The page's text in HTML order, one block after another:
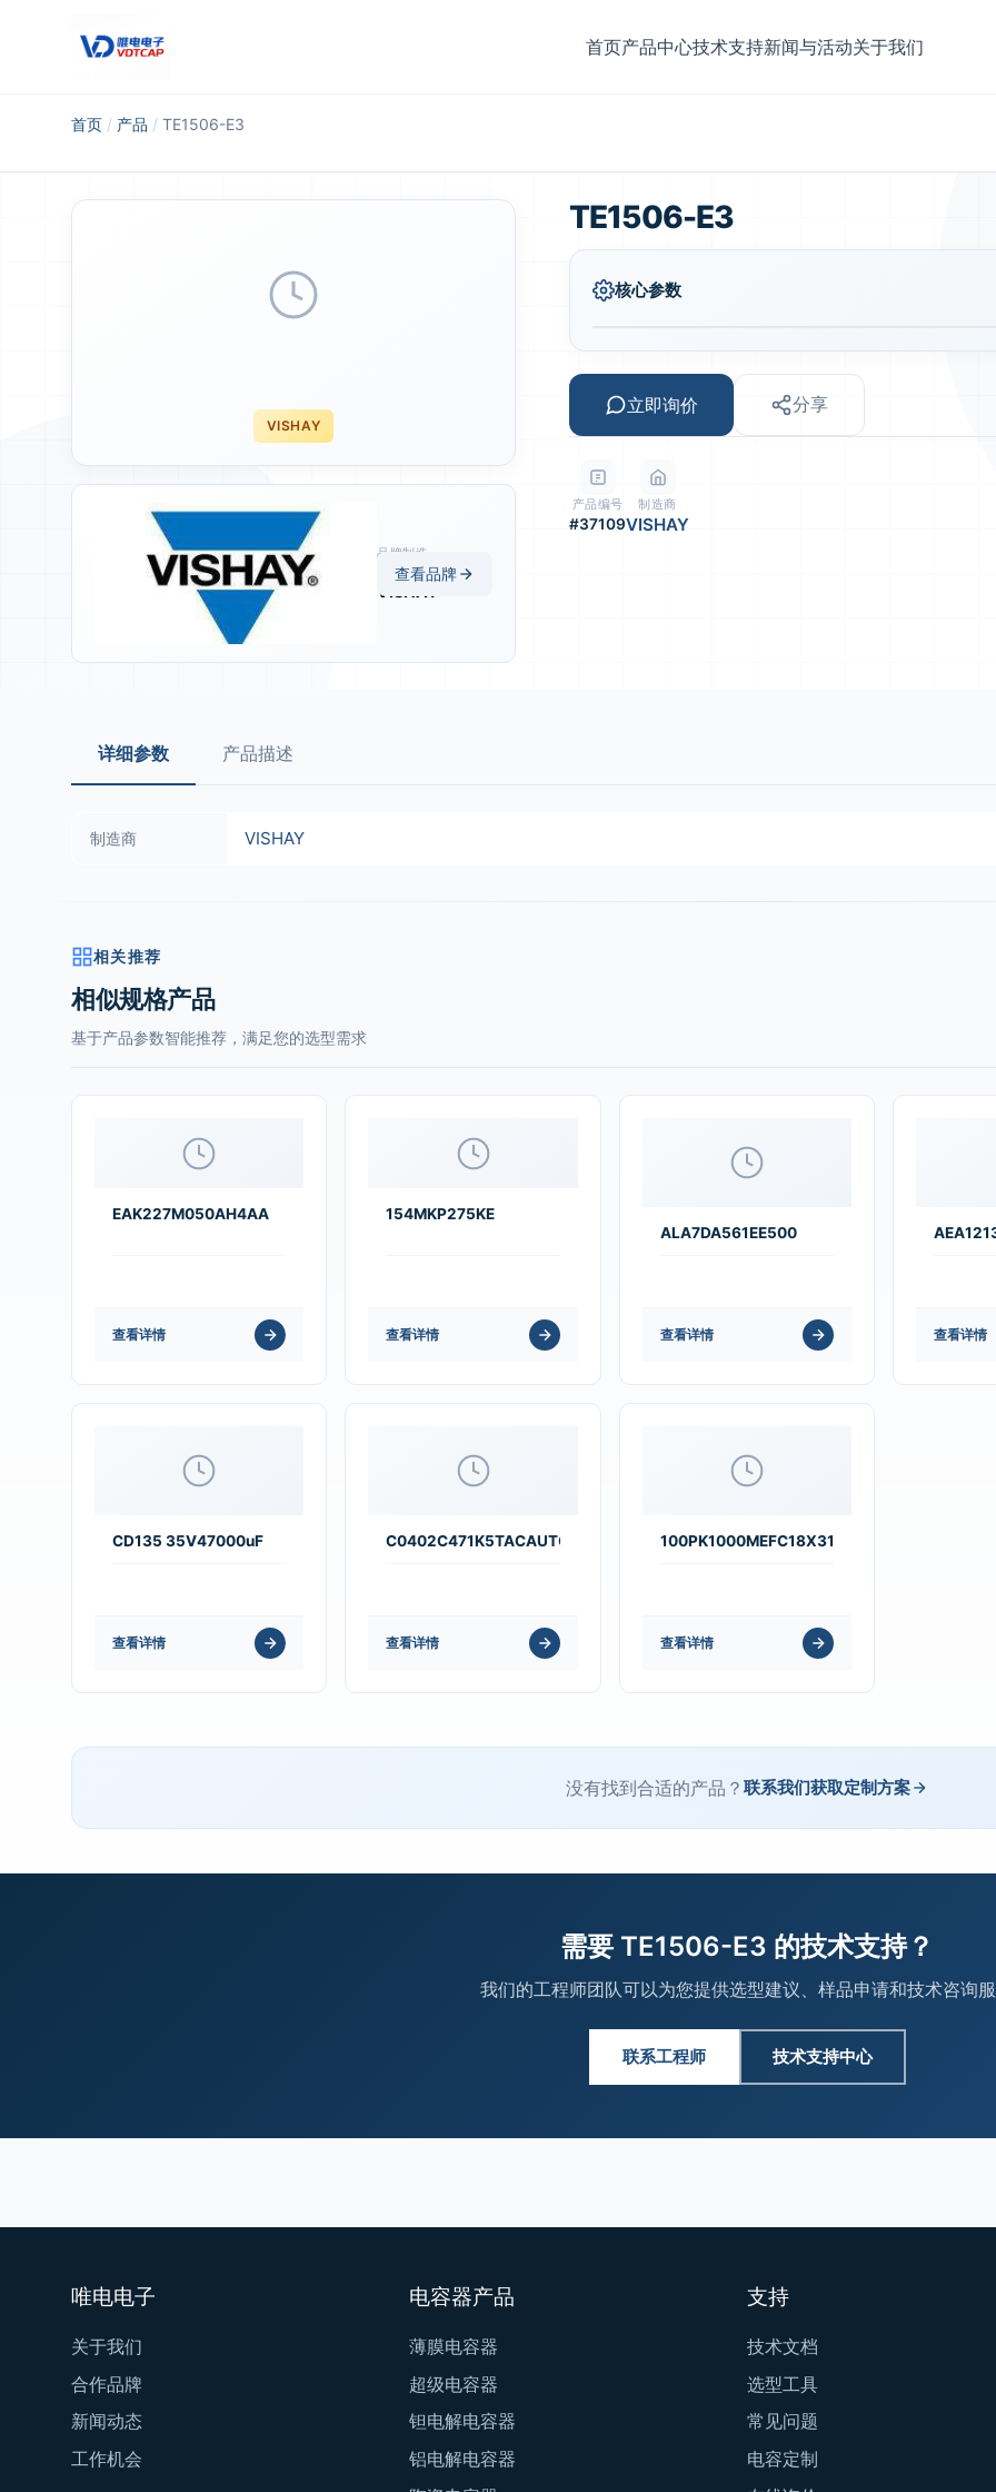
首页产品中心技术支持新闻与活动关于我们
首页 / 产品 / TE1506-E3
VISHAY
品牌制造
VISHAY
查看品牌
TE1506-E3
核心参数
立即询价 分享
产品编号
#37109
制造商
VISHAY
详细参数 产品描述
制造商 VISHAY
相关推荐
相似规格产品
基于产品参数智能推荐，满足您的选型需求
EAK227M050AH4AA
查看详情
154MKP275KE
查看详情
ALA7DA561EE500
查看详情 查看详情
CD135 35V47000uF
查看详情
C0402C471K5TACAUTO
查看详情
100PK1000MEFC18X31.5
查看详情
没有找到合适的产品？ 联系我们获取定制方案
需要 TE1506-E3 的技术支持？
我们的工程师团队可以为您提供选型建议、样品申请和技术咨询
联系工程师 技术支持中心
唯电电子
关于我们
合作品牌
新闻动态
工作机会
电容器产品
薄膜电容器
超级电容器
钽电解电容器
铝电解电容器
支持
技术文档
选型工具
常见问题
电容定制